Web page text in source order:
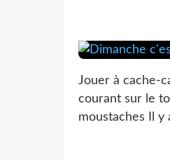
Jouer à cache-
courant sur le
moustaches Il y